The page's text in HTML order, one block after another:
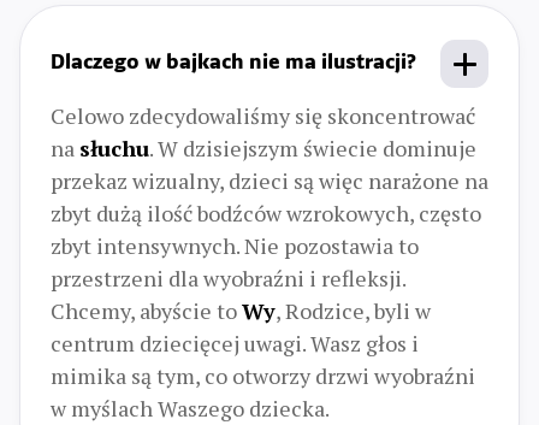
Dlaczego w bajkach nie ma ilustracji?
Celowo zdecydowaliśmy się skoncentrować
na słuchu. W dzisiejszym świecie dominuje
przekaz wizualny, dzieci są więc narażone na
zbyt dużą ilość bodźców wzrokowych, często
zbyt intensywnych. Nie pozostawia to
przestrzeni dla wyobraźni i refleksji.
Chcemy, abyście toWy, Rodzice, byli w
centrum dziecięcej uwagi. Wasz głos i
mimika są tym, co otworzy drzwi wyobraźni
w myślach Waszego dziecka.